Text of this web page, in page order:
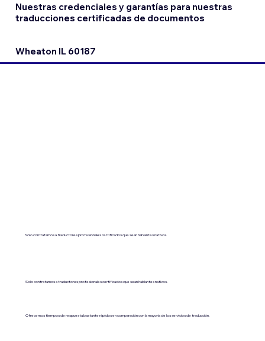
Nuestras credenciales y garantías para nuestras
traducciones certificadas de documentos
Wheaton IL 60187
Solo contratamos a traductores profesionales certificados que sean hablantes nativos.
Solo contratamos a traductores profesionales certificados que sean hablantes nativos.
Ofrecemos tiempos de respuesta bastante rápidos en comparación con la mayoría de los servicios de traducción.